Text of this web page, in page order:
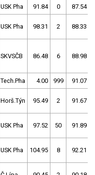
USK Pha 91.84 0 87.54
USK Pha 98.31 2 88.33
SKVSČB 86.48 6 88.98
Tech.Pha 4.00 999 91.07
Horš.Týn 95.49 2 91.67
USK Pha 97.52 50 91.89
USK Pha 104.95 8 92.21